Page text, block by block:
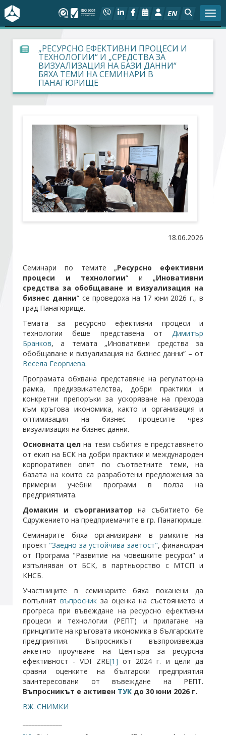
EN
За БСК
На фокус
Актуално
Арбитражен съд
Проекти
Абонирайте се!
„РЕСУРСНО ЕФЕКТИВНИ ПРОЦЕСИ И
ТЕХНОЛОГИИ“ И „СРЕДСТВА ЗА
ВИЗУАЛИЗАЦИЯ НА БАЗИ ДАННИ“
БЯХА ТЕМИ НА СЕМИНАРИ В
ПАНАГЮРИЩЕ
18.06.2026
Семинари по темите „Ресурсно ефективни
процеси и технологии“ и „Иновативни
средства за обобщаване и визуализация на
бизнес данни“ се проведоха на 17 юни 2026 г., в
град Панагюрище.
Темата за ресурсно ефективни процеси и
технологии беше представена от Димитър
Бранков, а темата „Иновативни средства за
обобщаване и визуализация на бизнес данни“ – от
Весела Георгиева.
Програмата обхвана представяне на регулаторна
рамка, предизвикателства, добри практики и
конкретни препоръки за ускоряване на прехода
към кръгова икономика, както и организация и
оптимизация на бизнес процесите чрез
визуализация на бизнес данни.
Основната цел на тези събития е представянето
от екип на БСК на добри практики и международен
корпоративен опит по съответните теми, на
базата на които са разработени предложения за
примерни учебни програми в полза на
предприятията.
Домакин и съорганизатор на събитието бе
Сдружението на предприемачите в гр. Панагюрище.
Семинарите бяха организирани в рамките на
проект "Заедно за устойчива заетост", финансиран
от Програма "Развитие на човешките ресурси" и
изпълняван от БСК, в партньорство с МТСП и
КНСБ.
Участниците в семинарите бяха поканени да
попълнят въпросникза оценка на състоянието и
прогреса при въвеждане на ресурсно ефективни
процеси и технологии (РЕПТ) и прилагане на
принципите на кръговата икономика в българските
предприятия. Въпросникът възпроизвежда
анкетно проучване на Центъра за ресурсна
ефективност - VDI ZRE[1] от 2024 г. и цели да
сравни оценките на български предприятия
заинтересовани от въвеждане на РЕПТ.
Въпросникът е активен ТУК до 30 юни 2026 г.
ВЖ. СНИМКИ